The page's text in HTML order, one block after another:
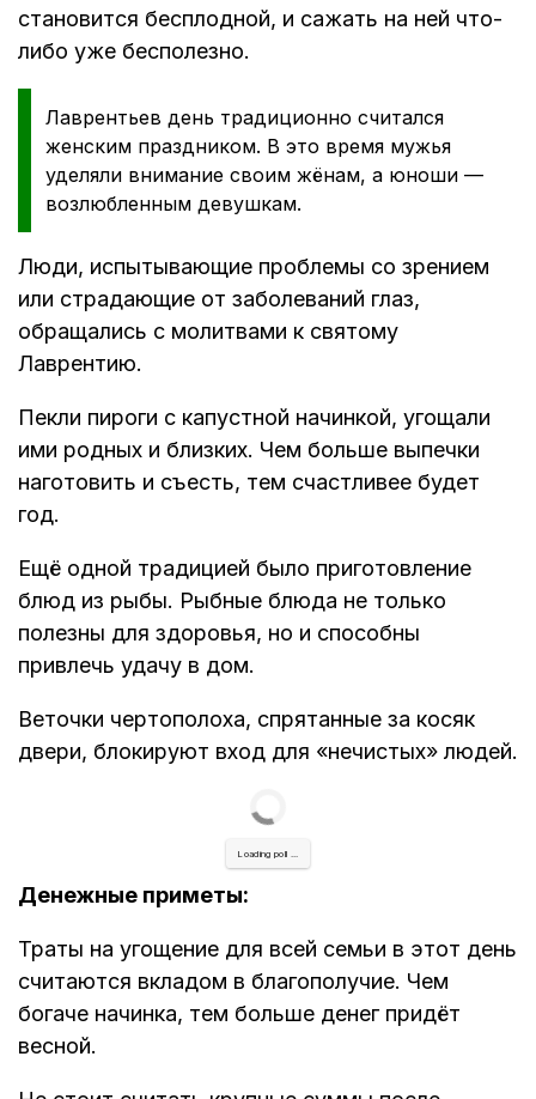
становится бесплодной, и сажать на ней что-
либо уже бесполезно.
Лаврентьев день традиционно считался
женским праздником. В это время мужья
уделяли внимание своим жёнам, а юноши —
возлюбленным девушкам.
Люди, испытывающие проблемы со зрением
или страдающие от заболеваний глаз,
обращались с молитвами к святому
Лаврентию.
Пекли пироги с капустной начинкой, угощали
ими родных и близких. Чем больше выпечки
наготовить и съесть, тем счастливее будет
год.
Ещё одной традицией было приготовление
блюд из рыбы. Рыбные блюда не только
полезны для здоровья, но и способны
привлечь удачу в дом.
Веточки чертополоха, спрятанные за косяк
двери, блокируют вход для «нечистых» людей.
Loading poll ...
Денежные приметы:
Траты на угощение для всей семьи в этот день
считаются вкладом в благополучие. Чем
богаче начинка, тем больше денег придёт
весной.